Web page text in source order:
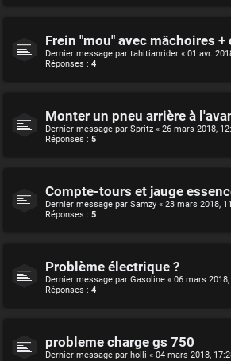
Frein "mou" avec mâchoires +
Dernier message par tahitianrider « 01 avr.
Réponses : 4
Monter un pneu arrière à
Dernier message par Spritz « 26 mars 2018,
Réponses : 5
Compte-tours et jauge
Dernier message par Samzy « 23 mars 2018,
Réponses : 5
Problème électrique ?
Dernier message par Gasoline « 06 mars
Réponses : 4
probleme charge gs 750
Dernier message par holli « 04 mars 2018,